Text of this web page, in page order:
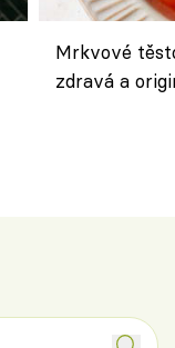
Mrkvové
zdravá a